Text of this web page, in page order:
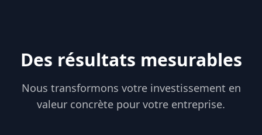
Des résultats mesurables
Nous transformons votre investissement en
valeur concrète pour votre entreprise.